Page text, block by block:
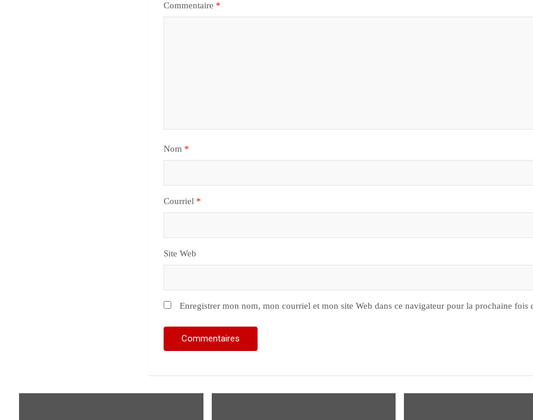
Commentaire *
Nom *
Courriel *
Site Web
Enregistrer mon nom, mon courriel et mon site Web dans ce navigateur pour la prochaine fois